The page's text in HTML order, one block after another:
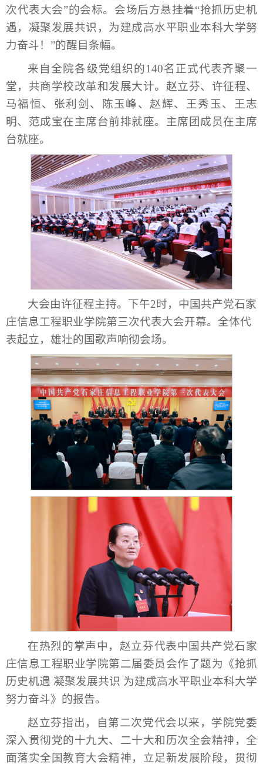
次代表大会”的会标。会场后方悬挂着“抢抓历史机
遇，凝聚发展共识，为建成高水平职业本科大学努
力奋斗！”的醒目条幅。
来自全院各级党组织的140名正式代表齐聚一
堂，共商学校改革和发展大计。赵立芬、许征程、
马福恒、张利剑、陈玉峰、赵辉、王秀玉、王志
明、范成宝在主席台前排就座。主席团成员在主席
台就座。
大会由许征程主持。下午2时，中国共产党石家
庄信息工程职业学院第三次代表大会开幕。全体代
表起立，雄壮的国歌声响彻会场。
在热烈的掌声中，赵立芬代表中国共产党石家
庄信息工程职业学院第二届委员会作了题为《抢抓
历史机遇 凝聚发展共识 为建成高水平职业本科大学
努力奋斗》的报告。
赵立芬指出，自第二次党代会以来，学院党委
深入贯彻党的十九大、二十大和历次全会精神，全
面落实全国教育大会精神，立足新发展阶段，贯彻